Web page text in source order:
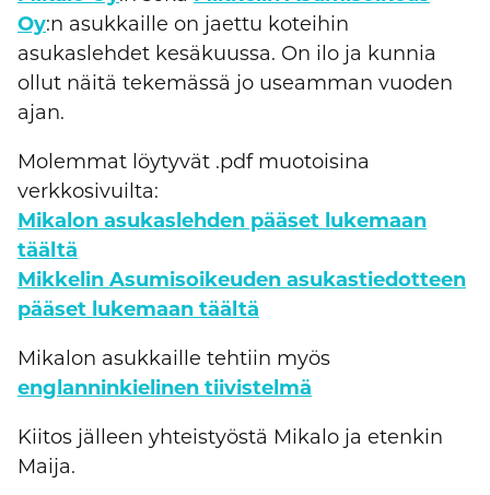
Oy:n asukkaille on jaettu koteihin
asukaslehdet kesäkuussa. On ilo ja kunnia
ollut näitä tekemässä jo useamman vuoden
ajan.
Molemmat löytyvät .pdf muotoisina
verkkosivuilta:
Mikalon asukaslehden pääset lukemaan
täältä
Mikkelin Asumisoikeuden asukastiedotteen
pääset lukemaan täältä
Mikalon asukkaille tehtiin myös
englanninkielinen tiivistelmä
Kiitos jälleen yhteistyöstä Mikalo ja etenkin
Maija.